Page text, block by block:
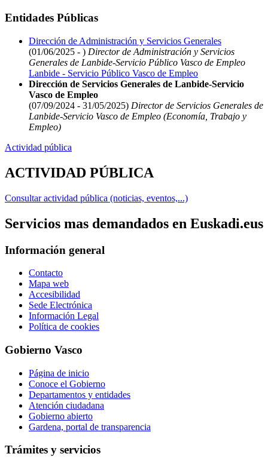
Entidades Públicas
Dirección de Administración y Servicios Generales
(01/06/2025 - ) Director de Administración y Servicios
Generales de Lanbide-Servicio Público Vasco de Empleo
Lanbide - Servicio Público Vasco de Empleo
Dirección de Servicios Generales de Lanbide-Servicio
Vasco de Empleo
(07/09/2024 - 31/05/2025) Director de Servicios Generales de
Lanbide-Servicio Vasco de Empleo (Economía, Trabajo y
Empleo)
Actividad pública
ACTIVIDAD PÚBLICA
Consultar actividad pública (noticias, eventos,...)
Servicios mas demandados en Euskadi.eus
Información general
Contacto
Mapa web
Accesibilidad
Sede Electrónica
Información Legal
Política de cookies
Gobierno Vasco
Página de inicio
Conoce el Gobierno
Departamentos y entidades
Atención ciudadana
Gobierno abierto
Gardena, portal de transparencia
Trámites y servicios